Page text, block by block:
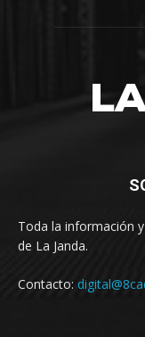
Toda la información
de La Janda.
Contacto: